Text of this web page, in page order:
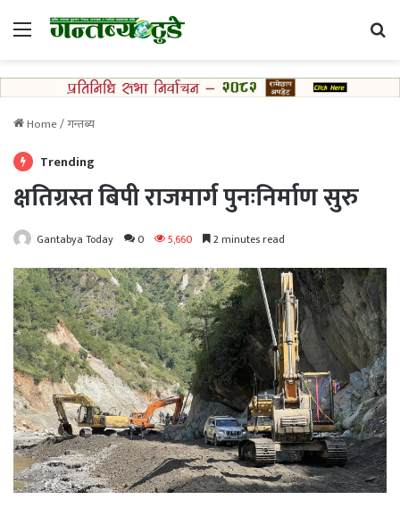
Menu
Home/गन्तब्य
Trending
क्षतिग्रस्त बिपी राजमार्ग पुनःनिर्माण सुरु
Gantabya Today 0 5,660 2 minutes read